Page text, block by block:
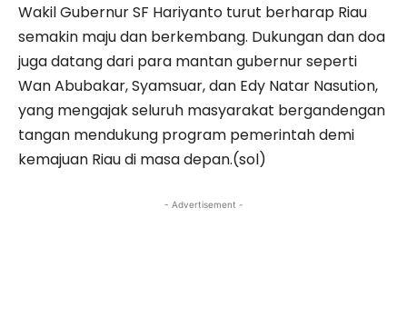
Wakil Gubernur SF Hariyanto turut berharap Riau
semakin maju dan berkembang. Dukungan dan doa
juga datang dari para mantan gubernur seperti
Wan Abubakar, Syamsuar, dan Edy Natar Nasution,
yang mengajak seluruh masyarakat bergandengan
tangan mendukung program pemerintah demi
kemajuan Riau di masa depan.(sol)
- Advertisement -